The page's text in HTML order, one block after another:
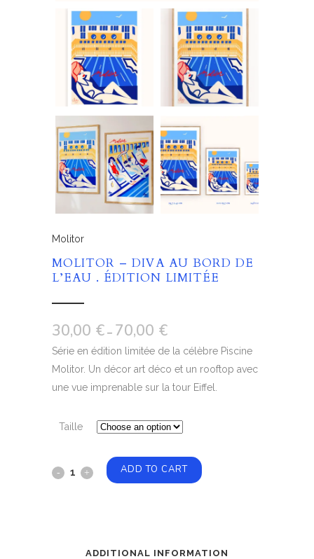
Molitor
MOLITOR – DIVA AU BORD DE
L’EAU . ÉDITION LIMITÉE
30,00 € – 70,00 €
Série en édition limitée de la célèbre Piscine
Molitor. Un décor art déco et un rooftop avec
une vue imprenable sur la tour Eiffel.
Taille
ADD TO CART
ADDITIONAL INFORMATION